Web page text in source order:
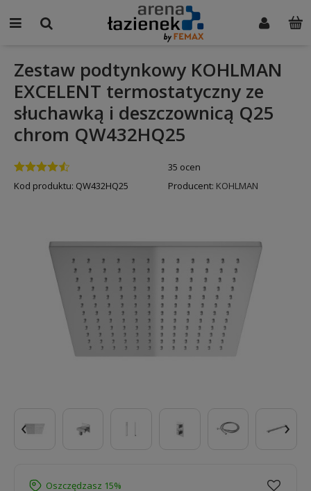
Zestaw podtynkowy KOHLMAN
EXCELENT termostatyczny ze
słuchawką i deszczownicą Q25
chrom QW432HQ25
35 ocen
Kod produktu: QW432HQ25 Producent: KOHLMAN
‹ ›
Oszczędzasz 15%